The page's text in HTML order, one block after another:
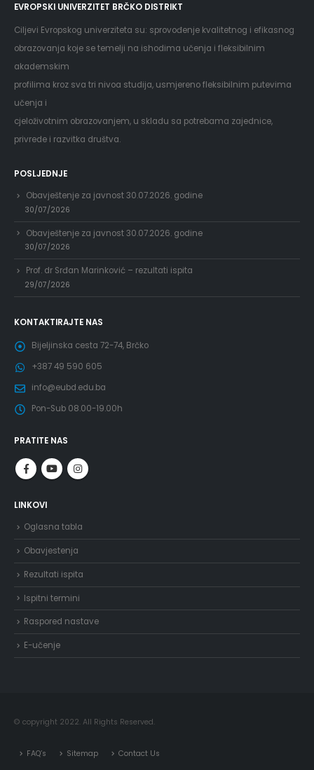
EVROPSKI UNIVERZITET BRČKO DISTRIKT
Ciljevi Evropskog univerziteta su: sprovođenje kvalitetnog i efikasnog
obrazovanja koje se temelji na ishodima učenja i fleksibilnim
akademskim
profilima kroz sva tri nivoa studija, usmjereno fleksibilnim putevima
učenja i
cjeloživotnim obrazovanjem, u skladu sa potrebama zajednice,
privrede i razvitka društva.
POSLJEDNJE
Obavještenje za javnost 30.07.2026. godine
30/07/2026
Obavještenje za javnost 30.07.2026. godine
30/07/2026
Prof. dr Srđan Marinković – rezultati ispita
29/07/2026
KONTAKTIRAJTE NAS
Bijeljinska cesta 72-74, Brčko
+387 49 590 605
info@eubd.edu.ba
Pon-Sub 08.00-19.00h
PRATITE NAS
LINKOVI
Oglasna tabla
Obavjestenja
Rezultati ispita
Ispitni termini
Raspored nastave
E-učenje
© copyright 2022. All Rights Reserved.
FAQ’s Sitemap Contact Us